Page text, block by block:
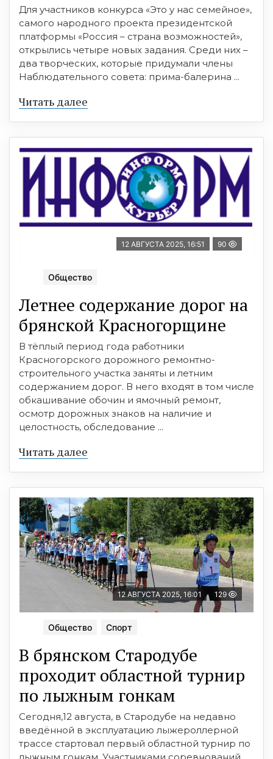
Для участников конкурса «Это у нас семейное»,
самого народного проекта президентской
платформы «Россия – страна возможностей»,
открылись четыре новых задания. Среди них –
два творческих, которые придумали члены
Наблюдательного совета: прима-балерина ...
Читать далее
12 АВГУСТА 2025, 16:51 90
Общество
Летнее содержание дорог на
брянской Красногорщине
В тёплый период года работники
Красногорского дорожного ремонтно-
строительного участка заняты и летним
содержанием дорог. В него входят в том числе
обкашивание обочин и ямочный ремонт,
осмотр дорожных знаков на наличие и
целостность, обследование ...
Читать далее
12 АВГУСТА 2025, 16:01 129
Общество Спорт
В брянском Стародубе
проходит областной турнир
по лыжным гонкам
Сегодня,12 августа, в Стародубе на недавно
введённой в эксплуатацию лыжероллерной
трассе стартовал первый областной турнир по